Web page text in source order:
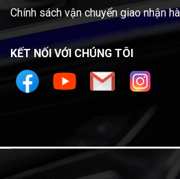
Chính sách vận chuyển giao nhận
KẾT NỐI VỚI CHÚNG TÔI